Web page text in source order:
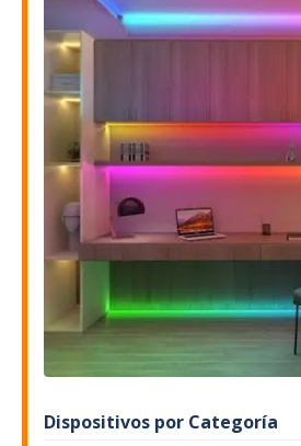
Dispositivos por Categoría